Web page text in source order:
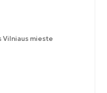
Vilniaus mieste